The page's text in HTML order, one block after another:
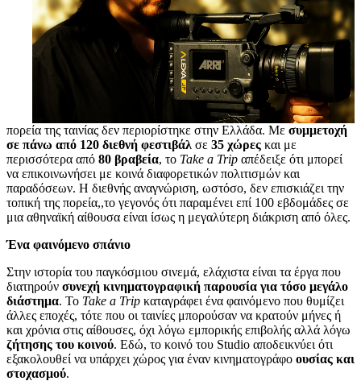
πορεία της ταινίας δεν περιορίστηκε στην Ελλάδα. Με συμμετοχή
σε πάνω από 120 διεθνή φεστιβάλ σε 35 χώρες και με
περισσότερα από 80 βραβεία, το Take a Trip απέδειξε ότι μπορεί
να επικοινωνήσει με κοινά διαφορετικών πολιτισμών και
παραδόσεων. Η διεθνής αναγνώριση, ωστόσο, δεν επισκιάζει την
τοπική της πορεία,,το γεγονός ότι παραμένει επί 100 εβδομάδες σε
μια αθηναϊκή αίθουσα είναι ίσως η μεγαλύτερη διάκριση από όλες.
Ένα φαινόμενο σπάνιο
Στην ιστορία του παγκόσμιου σινεμά, ελάχιστα είναι τα έργα που
διατηρούν συνεχή κινηματογραφική παρουσία για τόσο μεγάλο
διάστημα. Το Take a Trip καταγράφει ένα φαινόμενο που θυμίζει
άλλες εποχές, τότε που οι ταινίες μπορούσαν να κρατούν μήνες ή
και χρόνια στις αίθουσες, όχι λόγω εμπορικής επιβολής αλλά λόγω
ζήτησης του κοινού. Εδώ, το κοινό του Studio αποδεικνύει ότι
εξακολουθεί να υπάρχει χώρος για έναν κινηματογράφο ουσίας και
στοχασμού.